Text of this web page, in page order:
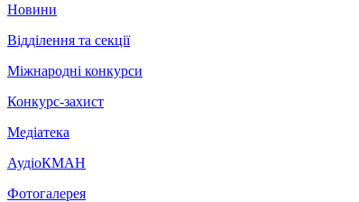
Новини
Відділення та секції
Міжнародні конкурси
Конкурс-захист
Медіатека
АудіоКМАН
Фотогалерея